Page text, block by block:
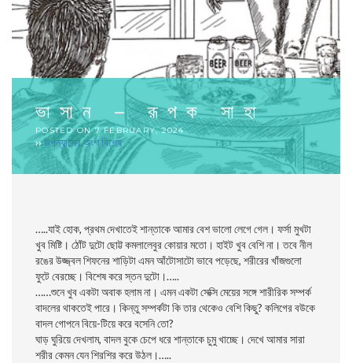
ভাসান – রূপক সাহা
POSTED ON7 FEBRUARY, 2024
››উপন্যাসের অংশ বিশেষ
…..যাই হোক, প্রথম দেখাতেই শান্তাকে আমার বেশ ভালো লেগে গেল। ফর্সা মুখটা
খুব মিষ্টি। ঠোঁট দুটো ছোট্ট কমলালেবুর কোয়ার মতো। হাইট খুব বেশি না। তবে নীল
রঙের উজ্জ্বল শিফনের শাড়িটা এমন আঁটোসাটো ভাবে পড়েছে, শরীরের খাঁজগুলো
ফুটে বেরচ্ছে। বিশেষ করে স্তন দুটো।…..
……শুনে খুব একটা অবাক হলাম না। এমন একটা সেক্সি মেয়ের সঙ্গে শারীরিক সম্পর্ক
বাদলের থাকতেই পারে। কিন্তু সম্পর্কটা কি তার থেকেও বেশি কিছু? কলিগের বউকে
বাদল গোপনে বিয়ে-টিয়ে করে বসেনি তো?
ঘাড় ঘুরিয়ে দেখলাম, বাদল বুকে চেপে ধরে শান্তাকে চুমু খাচ্ছে। দেখে আমার সারা
শরীর কেমন যেন শিরশির করে উঠল।…..